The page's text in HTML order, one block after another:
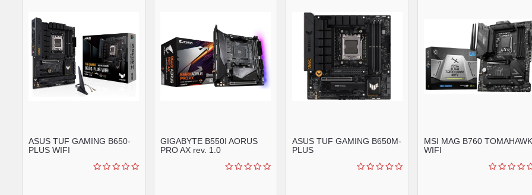
ASUS TUF GAMING B650-
PLUS WIFI
GIGABYTE B550I AORUS
PRO AX rev. 1.0
ASUS TUF GAMING B650M-
PLUS
MSI MAG B760 TOMAHAWK
WIFI